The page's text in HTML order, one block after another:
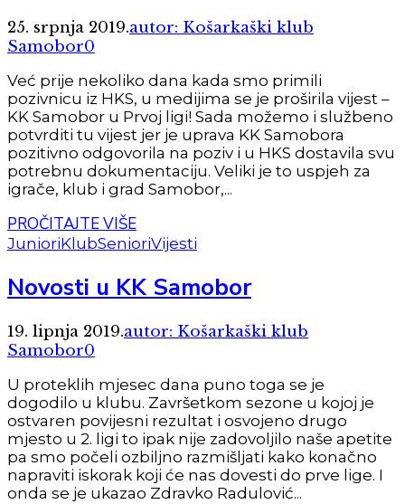
25. srpnja 2019.autor: Košarkaški klub
Samobor0
Već prije nekoliko dana kada smo primili
pozivnicu iz HKS, u medijima se je proširila vijest –
KK Samobor u Prvoj ligi! Sada možemo i službeno
potvrditi tu vijest jer je uprava KK Samobora
pozitivno odgovorila na poziv i u HKS dostavila svu
potrebnu dokumentaciju. Veliki je to uspjeh za
igrače, klub i grad Samobor,...
PROČITAJTE VIŠE
JunioriKlubSenioriVijesti
Novosti u KK Samobor
19. lipnja 2019.autor: Košarkaški klub
Samobor0
U proteklih mjesec dana puno toga se je
dogodilo u klubu. Završetkom sezone u kojoj je
ostvaren povijesni rezultat i osvojeno drugo
mjesto u 2. ligi to ipak nije zadovoljilo naše apetite
pa smo počeli ozbiljno razmišljati kako konačno
napraviti iskorak koji će nas dovesti do prve lige. I
onda se je ukazao Zdravko Radulović...